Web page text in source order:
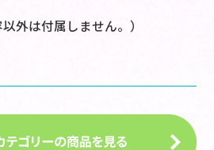
外は付属しません。）